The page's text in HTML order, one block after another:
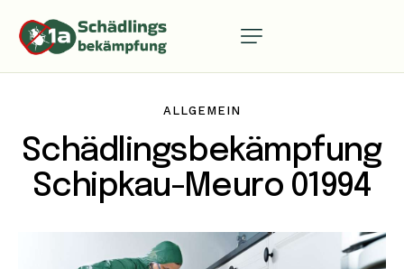
ALLGEMEIN
Schädlingsbekämpfung
Schipkau-Meuro 01994